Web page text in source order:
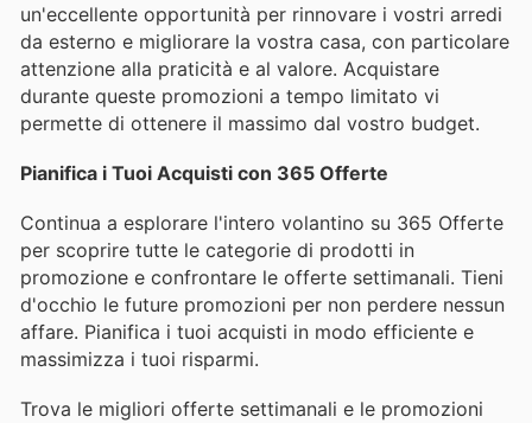
un'eccellente opportunità per rinnovare i vostri arredi
da esterno e migliorare la vostra casa, con particolare
attenzione alla praticità e al valore. Acquistare
durante queste promozioni a tempo limitato vi
permette di ottenere il massimo dal vostro budget.
Pianifica i Tuoi Acquisti con 365 Offerte
Continua a esplorare l'intero volantino su 365 Offerte
per scoprire tutte le categorie di prodotti in
promozione e confrontare le offerte settimanali. Tieni
d'occhio le future promozioni per non perdere nessun
affare. Pianifica i tuoi acquisti in modo efficiente e
massimizza i tuoi risparmi.
Trova le migliori offerte settimanali e le promozioni